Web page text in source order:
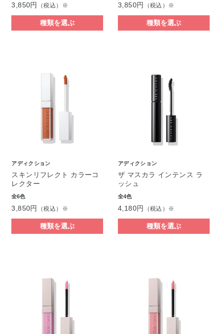
3,850円 （税込）※
種類を選ぶ
3,850円 （税込）※
種類を選ぶ
アディクション
スキンリフレクト カラーコ
レクター
全6色
3,850円 （税込）※
種類を選ぶ
アディクション
ザ マスカラ インテンス ラ
ッシュ
全4色
4,180円 （税込）※
種類を選ぶ